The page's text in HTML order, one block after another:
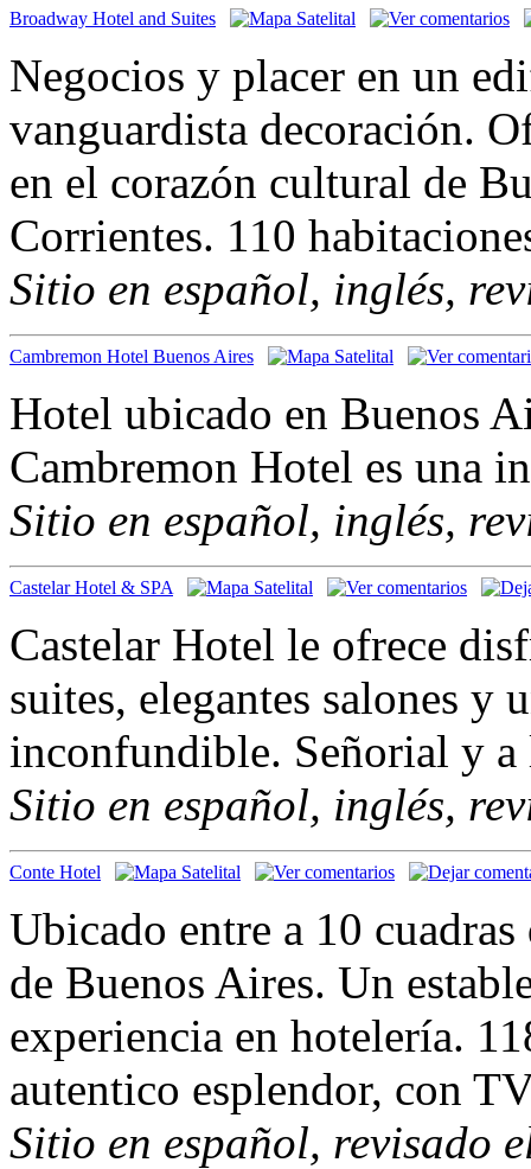
Broadway Hotel and Suites
Negocios y placer en un
vanguardista decoración.
en el corazón cultural de
Corrientes. 110
Sitio en español, inglés,
Cambremon Hotel Buenos Aires
Hotel ubicado en Buenos
Cambremon Hotel es una
Sitio en español, inglés,
Castelar Hotel & SPA
Castelar Hotel le ofrece
suites, elegantes salones y
inconfundible. Señorial y a
Sitio en español, inglés,
Conte Hotel
Ubicado entre a 10
de Buenos Aires. Un
experiencia en hotelería.
autentico esplendor, con
Sitio en español, revisado